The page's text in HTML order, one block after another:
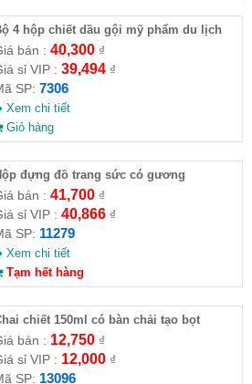
4 hộp chiết dầu gội mỹ phẩm du lịch
bán : 40,300₫
sỉ VIP : 39,494₫
SP: 7306
Xem chi tiết
Giỏ hàng
đựng đồ trang sức có gương
bán : 41,700₫
sỉ VIP : 40,866₫
SP: 11279
Xem chi tiết
Tạm hết hàng
chiết 150ml có bàn chải tạo bọt
bán : 12,750₫
sỉ VIP : 12,000₫
SP: 13096